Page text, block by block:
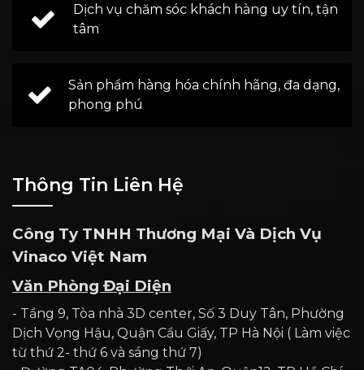
Dịch vụ chăm sóc khách hàng uy tín, tận
tâm
Sản phẩm hàng hóa chính hãng, đa dạng,
phong phú
Thông Tin Liên Hệ
Công Ty TNHH Thương Mại Và Dịch Vụ
Vinaco Việt Nam
Văn Phòng Đại Diện
- Tầng 9, Tòa nhà 3D center, Số 3 Duy Tân, Phường
Dịch Vọng Hậu, Quận Cầu Giấy, TP Hà Nội ( Làm việc
từ thứ 2- thứ 6 và sáng thứ 7)